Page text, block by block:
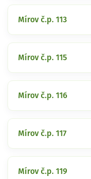
Mírov č.p. 113
Mírov č.p. 115
Mírov č.p. 116
Mírov č.p. 117
Mírov č.p. 119